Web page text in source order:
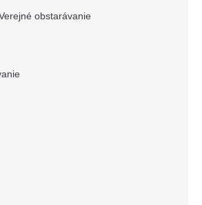
obstarávanie